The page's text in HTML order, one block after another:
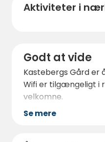
vandrestier med
Aktiviteter i
Godt at vide
Kastebergs Gård er
Wifi er tilgængeligt i
velkomne.
Se mere